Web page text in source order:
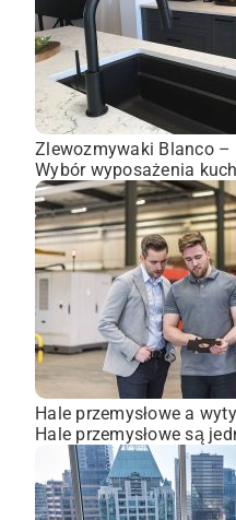
Zlewozmywaki Blanco –
Wybór wyposażenia
Hale przemysłowe a
Hale przemysłowe są